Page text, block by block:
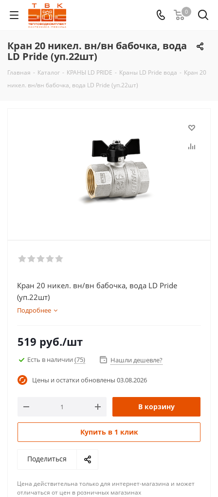
0
Кран 20 никел. вн/вн бабочка, вода
LD Pride (уп.22шт)
Главная - Каталог - КРАНЫ LD PRIDE - Краны LD Pride вода - Кран 20
никел. вн/вн бабочка, вода LD Pride (уп.22шт)
Кран 20 никел. вн/вн бабочка, вода LD Pride
(уп.22шт)
Подробнее
519 руб./шт
Есть в наличии (75) Нашли дешевле?
Цены и остатки обновлены 03.08.2026
В корзину
Купить в 1 клик
Поделиться
Цена действительна только для интернет-магазина и может
отличаться от цен в розничных магазинах